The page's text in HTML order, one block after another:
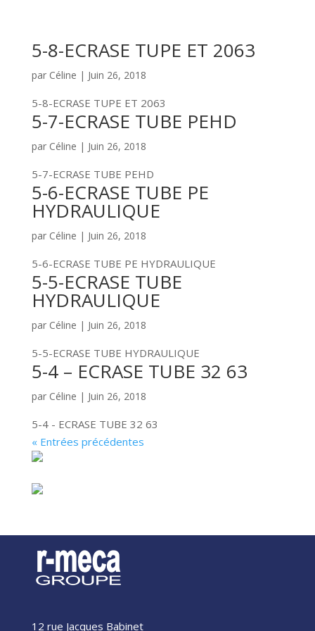
5-8-ECRASE TUPE ET 2063
par Céline | Juin 26, 2018
5-8-ECRASE TUPE ET 2063
5-7-ECRASE TUBE PEHD
par Céline | Juin 26, 2018
5-7-ECRASE TUBE PEHD
5-6-ECRASE TUBE PE
HYDRAULIQUE
par Céline | Juin 26, 2018
5-6-ECRASE TUBE PE HYDRAULIQUE
5-5-ECRASE TUBE
HYDRAULIQUE
par Céline | Juin 26, 2018
5-5-ECRASE TUBE HYDRAULIQUE
5-4 – ECRASE TUBE 32 63
par Céline | Juin 26, 2018
5-4 - ECRASE TUBE 32 63
« Entrées précédentes
12 rue Jacques Babinet